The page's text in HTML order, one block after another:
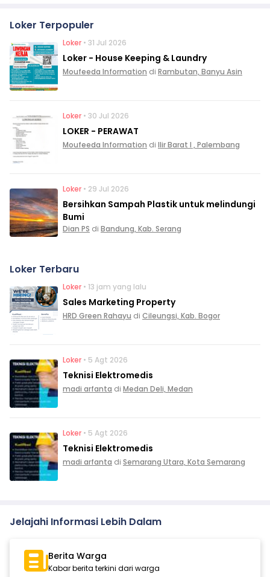
Loker Terpopuler
Loker • 31 Jul 2026
Loker - House Keeping & Laundry
Moufeeda Information di Rambutan, Banyu Asin
Loker • 30 Jul 2026
LOKER - PERAWAT
Moufeeda Information di Ilir Barat I , Palembang
Loker • 29 Jul 2026
Bersihkan Sampah Plastik untuk melindungi
Bumi
Dian PS di Bandung, Kab. Serang
Loker Terbaru
Loker • 13 jam yang lalu
Sales Marketing Property
HRD Green Rahayu di Cileungsi, Kab. Bogor
Loker • 5 Agt 2026
Teknisi Elektromedis
madi arfanta di Medan Deli, Medan
Loker • 5 Agt 2026
Teknisi Elektromedis
madi arfanta di Semarang Utara, Kota Semarang
Jelajahi Informasi Lebih Dalam
Berita Warga
Kabar berita terkini dari warga